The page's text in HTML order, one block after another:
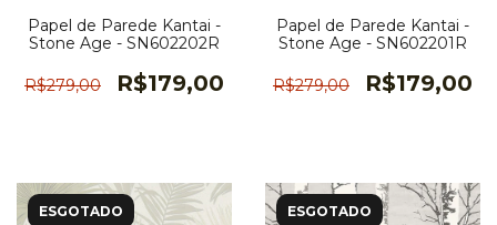
Papel de Parede Kantai -
Stone Age - SN602202R
R$279,00 R$179,00
Papel de Parede Kantai -
Stone Age - SN602201R
R$279,00 R$179,00
ESGOTADO ESGOTADO